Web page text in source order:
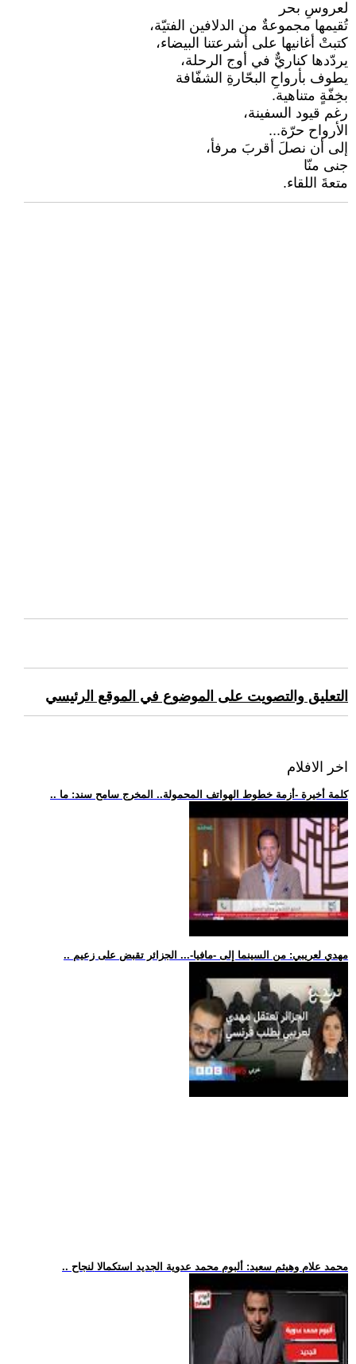
لعروسِ بحر
تُقيمها مجموعةٌ من الدلافين الفتيّة،
كتبتْ أغانيها على أشرعتنا البيضاء،
يردّدها كناريٌّ في أوج الرحلة،
يطوف بأرواحِ البحّارةِ الشفّافة
بخِفّةٍ متناهية.
رغم قيود السفينة،
الأرواح حرّة...
إلى أن نصلَ أقربَ مرفأ،
جنى منّا
متعةَ اللقاء.
التعليق والتصويت على الموضوع في الموقع الرئيسي
اخر الافلام
.. كلمة أخيرة -أزمة خطوط الهواتف المحمولة.. المخرج سامح سند: ما
.. مهدي لعريبي: من السينما إلى -مافيا-... الجزائر تقبض على زعيم
.. محمد علام وهيثم سعيد: ألبوم محمد عدوية الجديد استكمالا لنجاح